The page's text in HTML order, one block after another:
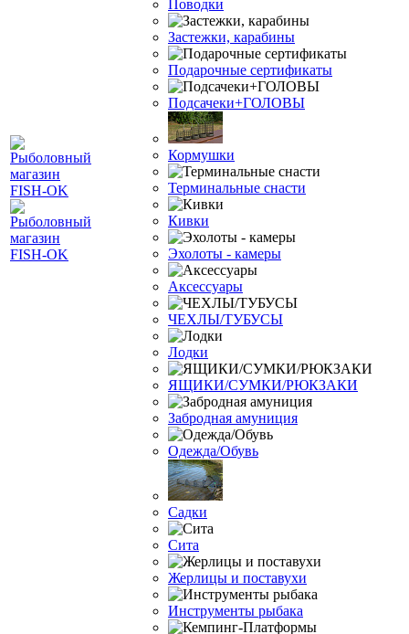
Поводки
Застежки, карабины
Подарочные сертификаты
Подсачеки+ГОЛОВЫ
Кормушки
Терминальные снасти
Кивки
Эхолоты - камеры
Аксессуары
ЧЕХЛЫ/ТУБУСЫ
Лодки
ЯЩИКИ/СУМКИ/РЮКЗАКИ
Забродная амуниция
Одежда/Обувь
Садки
Сита
Жерлицы и поставухи
Инструменты рыбака